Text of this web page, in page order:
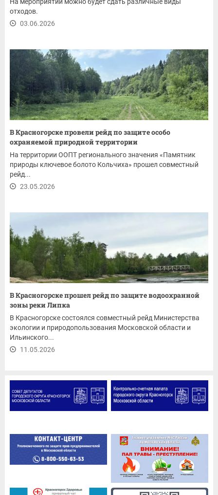
На мероприятии можно будет сдать различные виды
отходов.
03.06.2026
В Красногорске провели рейд по защите особо
охраняемой природной территории
На территории ООПТ регионального значения «Памятник
природы ключевое болото Кольчиха» прошел совместный
рейд...
23.05.2026
В Красногорске прошел рейд по защите водоохранной
зоны реки Липка
В Красногорске состоялся совместный рейд Министерства
экологии и природопользования Московской области и
Ильинского...
11.05.2026